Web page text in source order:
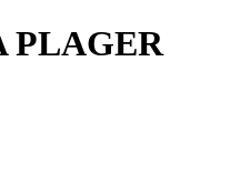
PLAGER